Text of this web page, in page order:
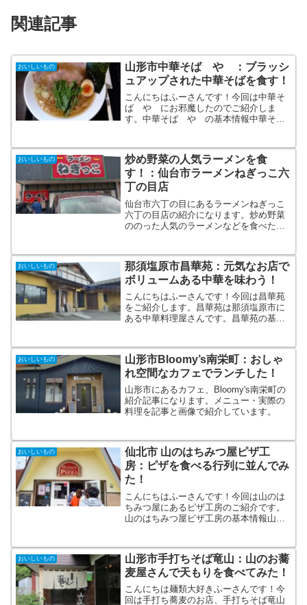
関連記事
おいしいもの
山形市中華そば や ：ブラッシ
ュアップされた中華そばを食す！
こんにちはふーさんです！今回は中華そ
ば や にお邪魔したのでご紹介しま
す。中華そば や の基本情報中華そ
があったところです。ホールに番紅花の
ご主人だった方、厨房に...
おいしいもの
炒め野菜の人気ラーメンを食
す！：仙台市ラーメンねぎっこ六
丁の目店
仙台市六丁の目にあるラーメンねぎっこ
六丁の目店の紹介になります。炒め野菜
ののった人気のラーメンなどを食べた記
おいしいもの
那須塩原市昌華苑：元気なお店で
ボリュームある中華を味わう！
こんにちはふーさんです！今回は昌華苑
をご紹介します。昌華苑は那須塩原市に
ある中華料理屋さんです。昌華苑の基本
8283住所 栃木県那須塩原市黒磯653-26
営業時...
おいしいもの
山形市Bloomy’s南栄町：おしゃ
れ空間なカフェでランチした！
山形市にあるカフェ、Bloomy's南栄町の
紹介記事になります。メニュー・実際の
料理を記事と画像で紹介しています。
おいしいもの
仙北市 山のはちみつ屋ピザ工
房：ピザを食べる行列に並んでみ
た！
こんにちはふーさんです！今回は山のは
ちみつ屋にあるピザ工房のご紹介です。
山のはちみつ屋ピザ工房の基本情報山の
とカフェがあります。 山のはちみつ屋
ピザ工房TEL 0120...
おいしいもの
山形市手打ちそば竜山：山のお蕎
麦屋さんで天もりを食べてみた！
こんにちは麺類大好きふーさんです！今
回は手打ち蕎麦のお店、手打ちそば竜山